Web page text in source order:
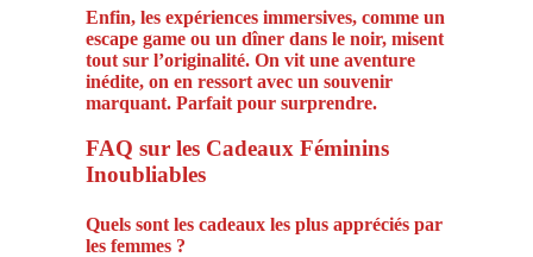
Enfin, les expériences immersives, comme un
escape game ou un dîner dans le noir, misent
tout sur l’originalité. On vit une aventure
inédite, on en ressort avec un souvenir
marquant. Parfait pour surprendre.
FAQ sur les Cadeaux Féminins
Inoubliables
Quels sont les cadeaux les plus appréciés par
les femmes ?